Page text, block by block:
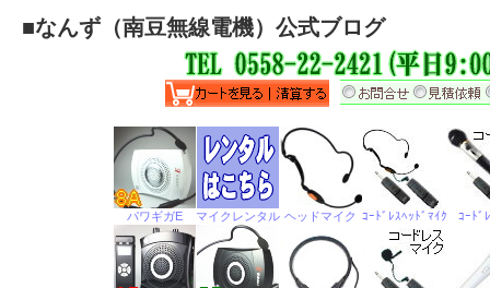
■なんず（南豆無線電機）公式ブログ